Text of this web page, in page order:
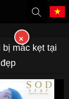
（繁體）
×
mắc kẹt tại